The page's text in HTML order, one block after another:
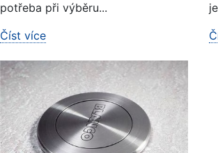
potřeba při výběru...
Číst více